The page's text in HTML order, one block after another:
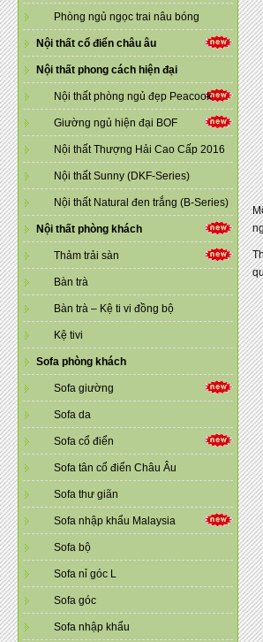
Phòng ngủ ngọc trai nâu bóng
Nội thất cổ điển châu âu
Nội thất phong cách hiện đại
Nội thất phòng ngủ đẹp Peacook
Giường ngủ hiện đại BOF
Nội thất Thượng Hải Cao Cấp 2016
Nội thất Sunny (DKF-Series)
Nội thất Natural đen trắng (B-Series)
Nội thất phòng khách
Thảm trải sàn
Bàn trà
Bàn trà – Kệ ti vi đồng bộ
Kệ tivi
Sofa phòng khách
Sofa giường
Sofa da
Sofa cổ điển
Sofa tân cổ điển Châu Âu
Sofa thư giãn
Sofa nhập khẩu Malaysia
Sofa bộ
Sofa nỉ góc L
Sofa góc
Sofa nhập khẩu